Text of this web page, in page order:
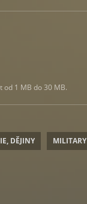
od 1 MB do 30 MB.
DĚJINY MILITARY